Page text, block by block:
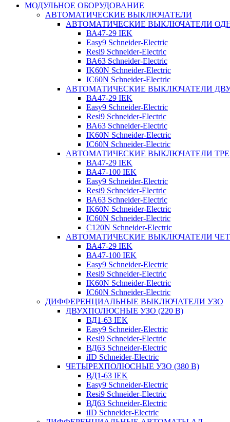
МОДУЛЬНОЕ ОБОРУДОВАНИЕ
АВТОМАТИЧЕСКИЕ ВЫКЛЮЧАТЕЛИ
АВТОМАТИЧЕСКИЕ ВЫКЛЮЧАТЕЛИ
ВА47-29 IEK
Easy9 Schneider-Electric
Resi9 Schneider-Electric
ВА63 Schneider-Electric
IK60N Schneider-Electric
IC60N Schneider-Electric
АВТОМАТИЧЕСКИЕ ВЫКЛЮЧАТЕЛИ
ВА47-29 IEK
Easy9 Schneider-Electric
Resi9 Schneider-Electric
ВА63 Schneider-Electric
IK60N Schneider-Electric
IC60N Schneider-Electric
АВТОМАТИЧЕСКИЕ ВЫКЛЮЧАТЕЛИ
ВА47-29 IEK
ВА47-100 IEK
Easy9 Schneider-Electric
Resi9 Schneider-Electric
ВА63 Schneider-Electric
IK60N Schneider-Electric
IC60N Schneider-Electric
C120N Schneider-Electric
АВТОМАТИЧЕСКИЕ ВЫКЛЮЧАТЕЛИ
ВА47-29 IEK
ВА47-100 IEK
Easy9 Schneider-Electric
Resi9 Schneider-Electric
IK60N Schneider-Electric
IC60N Schneider-Electric
ДИФФЕРЕНЦИАЛЬНЫЕ ВЫКЛЮЧАТЕЛИ УЗО
ДВУХПОЛЮСНЫЕ УЗО (220 В)
ВД1-63 IEK
Easy9 Schneider-Electric
Resi9 Schneider-Electric
ВД63 Schneider-Electric
iID Schneider-Electric
ЧЕТЫРЕХПОЛЮСНЫЕ УЗО (380 В)
ВД1-63 IEK
Easy9 Schneider-Electric
Resi9 Schneider-Electric
ВД63 Schneider-Electric
iID Schneider-Electric